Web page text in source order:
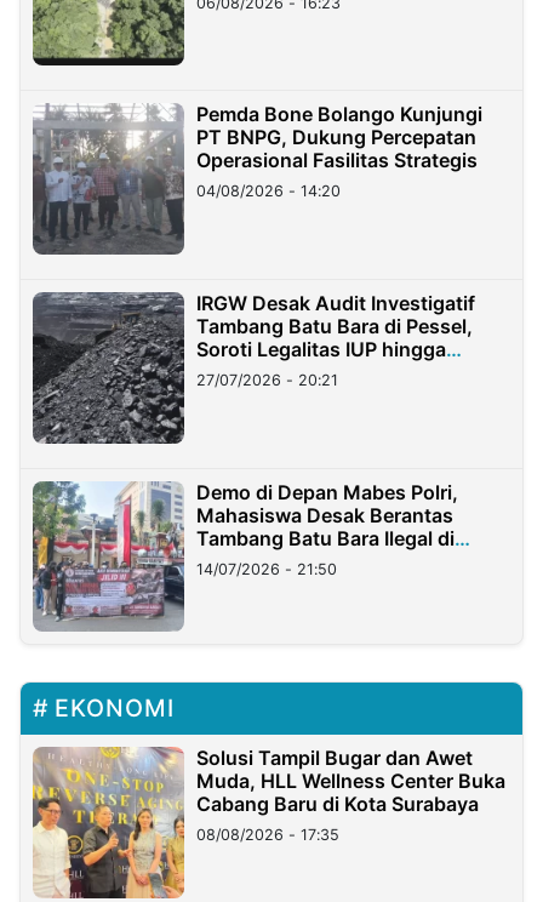
Pemda Bone Bolango Kunjungi
PT BNPG, Dukung Percepatan
Operasional Fasilitas Strategis
04/08/2026 - 14:20
IRGW Desak Audit Investigatif
Tambang Batu Bara di Pessel,
Soroti Legalitas IUP hingga
Stockpile
27/07/2026 - 20:21
Demo di Depan Mabes Polri,
Mahasiswa Desak Berantas
Tambang Batu Bara Ilegal di
Lampung
14/07/2026 - 21:50
EKONOMI
Solusi Tampil Bugar dan Awet
Muda, HLL Wellness Center Buka
Cabang Baru di Kota Surabaya
08/08/2026 - 17:35